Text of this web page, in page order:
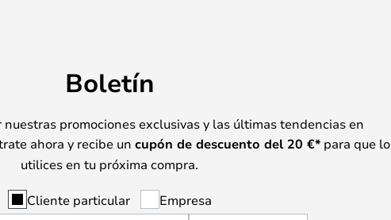
Boletín
nuestras promociones exclusivas y las últimas tendencias en
ahora y recibe un cupón de descuento del 20 €*para que lo
utilices en tu próxima compra.
Cliente particular Empresa